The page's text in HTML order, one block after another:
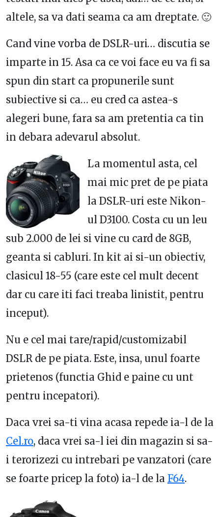
altele, sa va dati seama ca am dreptate. 🙂
Cand vine vorba de DSLR-uri… discutia se
imparte in 15. Asa ca ce voi face eu va fi sa
spun din start ca propunerile sunt
subiective si ca… eu cred ca astea-s
alegeri bune, fara sa am pretentia ca tin
in debara adevarul absolut.
La momentul asta, cel
mai mic pret de pe piata
la DSLR-uri este Nikon-
ul D3100. Costa cu un leu
sub 2.000 de lei si vine cu card de 8GB,
geanta si cabluri. In kit ai si-un obiectiv,
clasicul 18-55 (care este cel mult decent
dar cu care iti faci treaba linistit, pentru
inceput).
Nu e cel mai tare/rapid/customizabil
DSLR de pe piata. Este, insa, unul foarte
prietenos (functia Ghid e paine cu unt
pentru incepatori).
Daca vrei sa-ti vina acasa repede ia-l de la
Cel.ro, daca vrei sa-l iei din magazin si sa-
i terorizezi cu intrebari pe vanzatori (care
se foarte pricep la foto) ia-l de la F64.